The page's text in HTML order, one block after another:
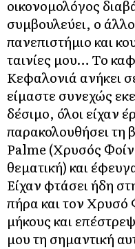
οικονομολόγος
συμβουλεύει, ο
πανεπιστήμιο και
ταινίες μου… Το
Κεφαλονιά ανήκει
είμαστε συνεχώς
δέσιμο, όλοι είχαν
παρακολουθήσει τη
Palme (Χρυσός
θεματική) και
Είχαν φτάσει ήδη
πήρα και τον Χρυσό
μήκους και
μου τη σημαντική